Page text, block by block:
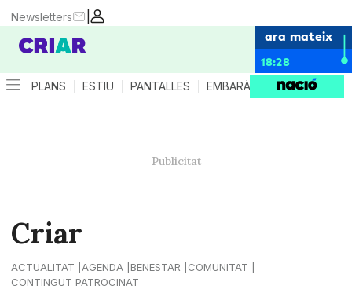
|
Newsletters
ara mateix
18:28
PLANS ESTIU PANTALLES EMBARÀS CRIANÇA
Criar
ACTUALITAT AGENDA BENESTAR
COMUNITAT
CONTINGUT PATROCINAT